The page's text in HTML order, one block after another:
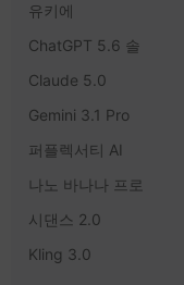
유키에
ChatGPT 5.6 솔
Claude 5.0
Gemini 3.1 Pro
퍼플렉서티 AI
나노 바나나 프로
시댄스 2.0
Kling 3.0